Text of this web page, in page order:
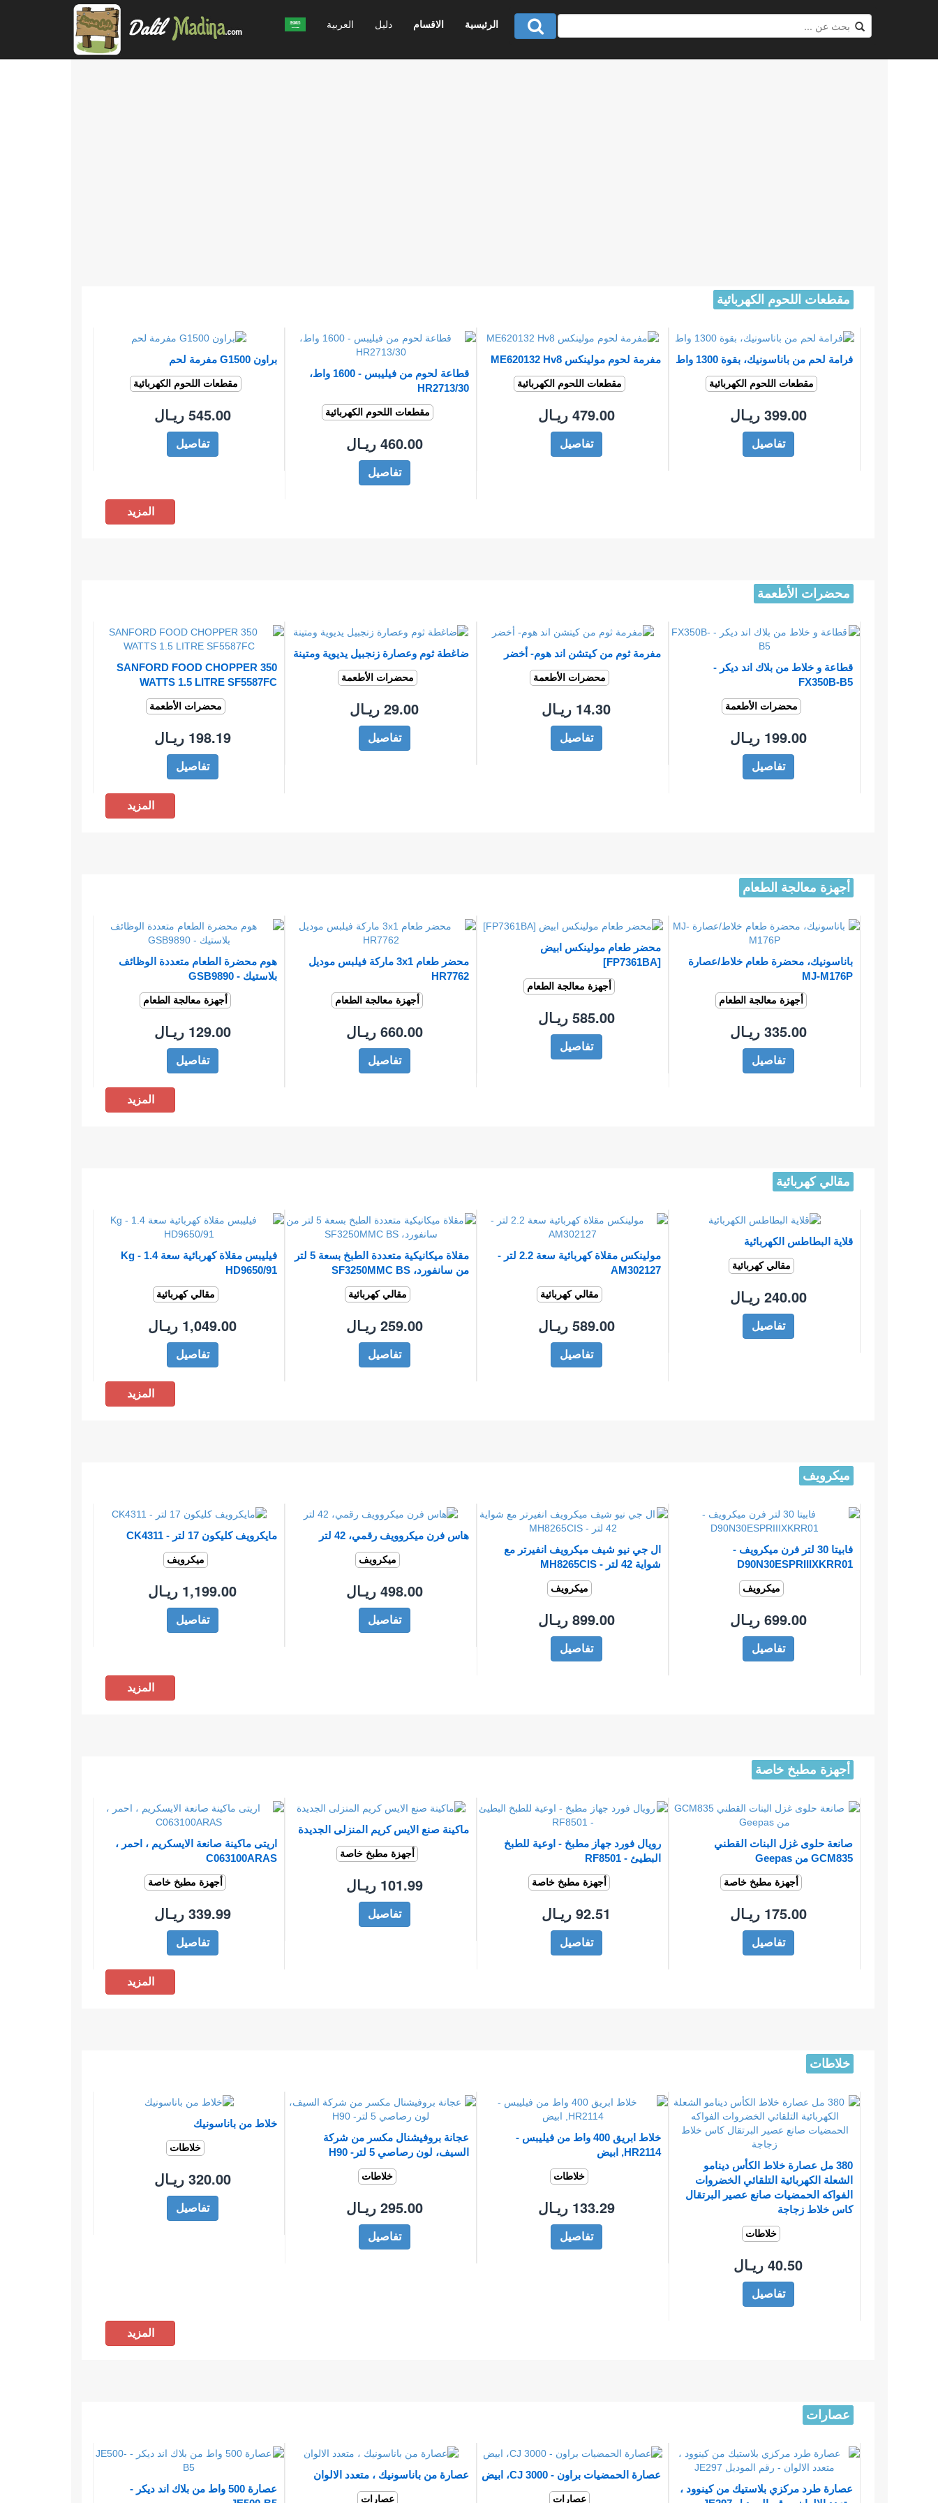
العربية دليل الاقسام الرئيسية
مقطعات اللحوم الكهربائية
فرامة لحم من باناسونيك، بقوة 1300 واط
مقطعات اللحوم الكهربائية
399.00 ريـال
تفاصيل
مفرمة لحوم مولينكس ME620132 Hv8
مقطعات اللحوم الكهربائية
479.00 ريـال
تفاصيل
قطاعة لحوم من فيليبس - 1600 واط،
HR2713/30
مقطعات اللحوم الكهربائية
460.00 ريـال
تفاصيل
براون G1500 مفرمة لحم
مقطعات اللحوم الكهربائية
545.00 ريـال
تفاصيل
المزيد
محضرات الأطعمة
قطاعة و خلاط من بلاك اند ديكر -
FX350B-B5
محضرات الأطعمة
199.00 ريـال
تفاصيل
مفرمة ثوم من كيتشن اند هوم- أخضر
محضرات الأطعمة
14.30 ريـال
تفاصيل
ضاغطة ثوم وعصارة زنجبيل يديوية ومتينة
محضرات الأطعمة
29.00 ريـال
تفاصيل
SANFORD FOOD CHOPPER 350
WATTS 1.5 LITRE SF5587FC
محضرات الأطعمة
198.19 ريـال
تفاصيل
المزيد
أجهزة معالجة الطعام
باناسونيك، محضرة طعام خلاط/عصارة
MJ-M176P
أجهزة معالجة الطعام
335.00 ريـال
تفاصيل
محضر طعام مولينكس ابيض
[FP7361BA]
أجهزة معالجة الطعام
585.00 ريـال
تفاصيل
محضر طعام 3x1 ماركة فيلبس موديل
HR7762
أجهزة معالجة الطعام
660.00 ريـال
تفاصيل
هوم محضرة الطعام متعددة الوظائف
بلاستيك - GSB9890
أجهزة معالجة الطعام
129.00 ريـال
تفاصيل
المزيد
مقالي كهربائية
قلاية البطاطس الكهربائية
مقالي كهربائية
240.00 ريـال
تفاصيل
مولينكس مقلاة كهربائية سعة 2.2 لتر -
AM302127
مقالي كهربائية
589.00 ريـال
تفاصيل
مقلاة ميكانيكية متعددة الطبخ بسعة 5 لتر
من سانفورد، SF3250MMC BS
مقالي كهربائية
259.00 ريـال
تفاصيل
فيليبس مقلاة كهربائية سعة 1.4 Kg -
HD9650/91
مقالي كهربائية
1,049.00 ريـال
تفاصيل
المزيد
ميكرويف
فابيتا 30 لتر فرن ميكرويف -
D90N30ESPRIIIXKRR01
ميكرويف
699.00 ريـال
تفاصيل
ال جي نيو شيف ميكرويف انفيرتر مع
شواية 42 لتر - MH8265CIS
ميكرويف
899.00 ريـال
تفاصيل
هاس فرن ميكروويف رقمي، 42 لتر
ميكرويف
498.00 ريـال
تفاصيل
مايكرويف كليكون 17 لتر - CK4311
ميكرويف
1,199.00 ريـال
تفاصيل
المزيد
أجهزة مطبخ خاصة
صانعة حلوى غزل البنات القطني
GCM835 من Geepas
أجهزة مطبخ خاصة
175.00 ريـال
تفاصيل
رويال فورد جهاز مطبخ - اوعية للطبخ
البطيئ - RF8501
أجهزة مطبخ خاصة
92.51 ريـال
تفاصيل
ماكينة صنع الايس كريم المنزلى الجديدة
أجهزة مطبخ خاصة
101.99 ريـال
تفاصيل
اريتى ماكينة صانعة الايسكريم ، احمر ،
C063100ARAS
أجهزة مطبخ خاصة
339.99 ريـال
تفاصيل
المزيد
خلاطات
380 مل عصارة خلاط الكأس دينامو
الشعلة الكهربائية التلقائي الخضروات
الفواكه الحمضيات صانع عصير البرتقال
كاس خلاط زجاجة
خلاطات
40.50 ريـال
تفاصيل
خلاط ابريق 400 واط من فيليبس -
HR2114, ابيض
خلاطات
133.29 ريـال
تفاصيل
عجانة بروفيشنال مكسر من شركة
السيف، لون رصاصي 5 لتر- H90
خلاطات
295.00 ريـال
تفاصيل
خلاط من باناسونيك
خلاطات
320.00 ريـال
تفاصيل
المزيد
عصارات
عصارة طرد مركزي بلاستيك من كينوود ،
عصارة الحمضيات براون - CJ 3000، ابيض
عصارات
عصارة من باناسونيك ، متعدد الالوان
عصارات
عصارة 500 واط من بلاك اند ديكر -